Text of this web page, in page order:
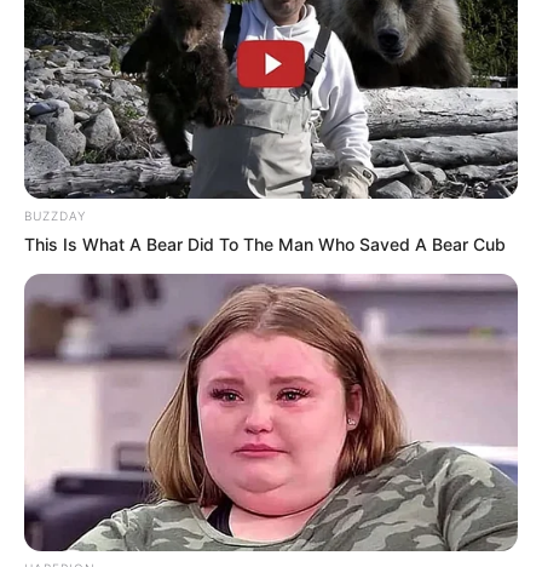
hohe Mittelgebirge, das dem Vogelsbergkreis
seinen Namen gab, ist ein ehemaliger Schildvulkan
und zugleich das größte Basaltmassiv Europas. Es
wurde für die Ausflügler gut erschlossen und besitzt
unter anderem mehrere Naturerlebnispfade, eine
Sommerrodelbahn und einen Kletterwald sowie die
Wintersportgebiete an der Herchenhainer Höhe und
am Hoherodskopf mit Skiliften und gespurten
Loipen. Der 764 Meter hohe Hoherodskopf ist
zugleich das touristische Zentrum des Vogelbergs,
auf dem sich auch ein Informationszentrum über den
Naturpark Hoher Vogelsberg befindet. Informationen
unterwww.naturpark-hoher-vogelsberg.de.
Baumkronenpfad Hoherodskopf - Ebenfalls am
Hoherodskopf kann auch ein 500 Meter langer
Baumkronenpfad begangen werden, der als
schwebende Konstruktion nur mit den Bäumen
verbunden ist. Informationen unterwww.baumkrone
npfad.de.
BUZZDAY
This Is What A Bear Did To The Man Who Saved A Bear Cub